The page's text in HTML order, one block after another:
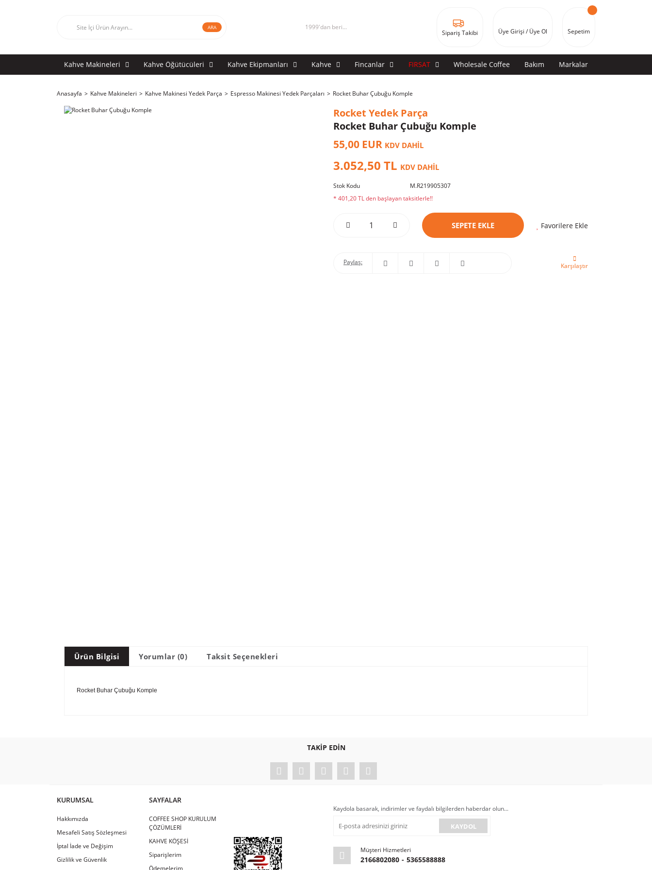
ARA 1999'dan beri...
Sipariş Takibi Üye Girişi / Üye Ol Sepetim
Kahve Makineleri Kahve Öğütücüleri Kahve Ekipmanları Kahve Fincanlar FIRSAT Wholesale Coffee Bakım Markalar
Anasayfa Kahve Makineleri Kahve Makinesi Yedek Parça Espresso Makinesi Yedek Parçaları Rocket Buhar Çubuğu Komple
Rocket Yedek Parça
Rocket Buhar Çubuğu Komple
55,00 EUR KDV DAHİL
3.052,50 TL KDV DAHİL
Stok Kodu
M.R219905307
* 401,20 TL den başlayan taksitlerle!!
SEPETE EKLE Favorilere Ekle
Paylaş: Karşılaştır
Ürün Bilgisi Yorumlar (0) Taksit Seçenekleri
Rocket Buhar Çubuğu Komple
TAKİP EDİN
KURUMSAL
Hakkımızda
Mesafeli Satış Sözleşmesi
İptal İade ve Değişim
Gizlilik ve Güvenlik
SAYFALAR
COFFEE SHOP KURULUM
ÇÖZÜMLERİ
KAHVE KÖŞESİ
Siparişlerim
Ödemelerim
Kaydola basarak, indirimler ve faydalı bilgilerden haberdar olun...
KAYDOL
Müşteri Hizmetleri
2166802080 - 5365588888